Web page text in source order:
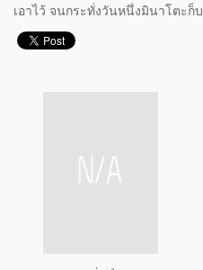
เอาไว้ จนกระทั่งวันหนึ่งมินาโตะก็